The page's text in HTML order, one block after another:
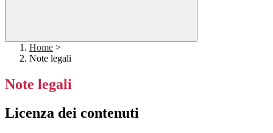
Home >
Note legali
Note legali
Licenza dei contenuti